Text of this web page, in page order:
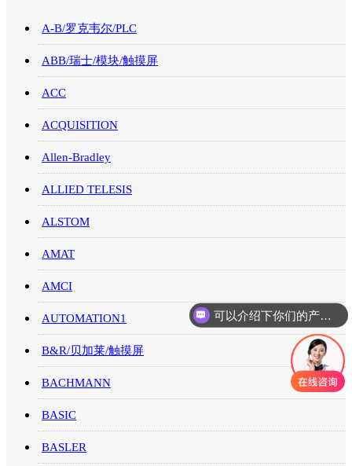
A-B/罗克韦尔/PLC
ABB/瑞士/模块/触摸屏
ACC
ACQUISITION
Allen-Bradley
ALLIED TELESIS
ALSTOM
AMAT
AMCI
AUTOMATION1
B&R/贝加莱/触摸屏
BACHMANN
BASIC
BASLER
你们是怎么收费的呢